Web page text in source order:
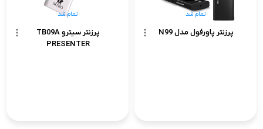
پرزنتر پاورفول مدل N99
تمام شد
پرزنتر سیترو TB09A
PRESENTER
تمام شد